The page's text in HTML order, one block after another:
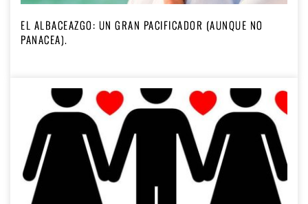
EL ALBACEAZGO: UN GRAN PACIFICADOR (AUNQUE NO
PANACEA).